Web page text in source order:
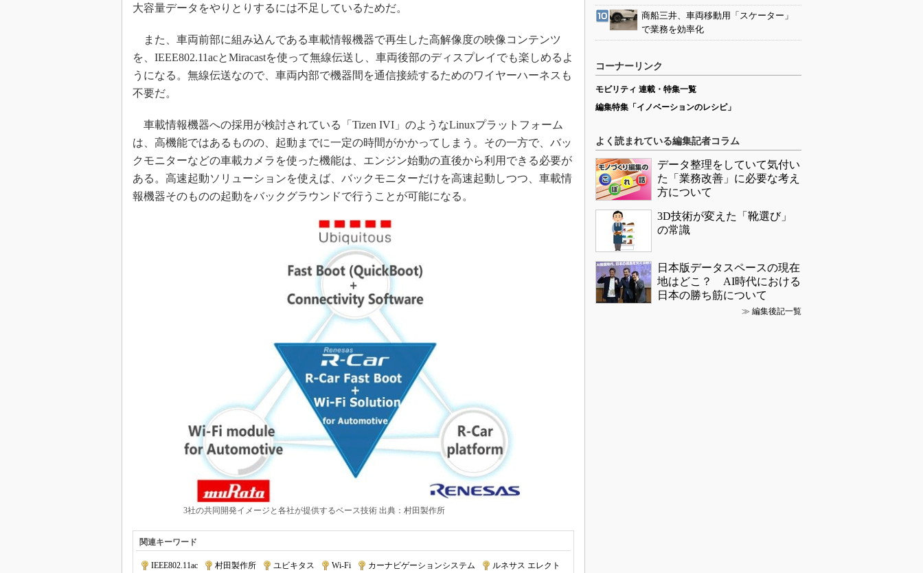
大容量データをやりとりするには不足しているためだ。
また、車両前部に組み込んである車載情報機器で再生した高解像度の映像コンテンツ
を、IEEE802.11acとMiracastを使って無線伝送し、車両後部のディスプレイでも楽しめるよ
うになる。無線伝送なので、車両内部で機器間を通信接続するためのワイヤーハーネスも
不要だ。
車載情報機器への採用が検討されている「Tizen IVI」のようなLinuxプラットフォーム
は、高機能ではあるものの、起動までに一定の時間がかかってしまう。その一方で、バッ
クモニターなどの車載カメラを使った機能は、エンジン始動の直後から利用できる必要が
ある。高速起動ソリューションを使えば、バックモニターだけを高速起動しつつ、車載情
報機器そのものの起動をバックグラウンドで行うことが可能になる。
3社の共同開発イメージと各社が提供するベース技術 出典：村田製作所
関連キーワード
IEEE802.11ac 村田製作所 ユビキタス Wi-Fi カーナビゲーションシステム
ルネサス エレクト
商船三井、車両移動用「スケーター」
で業務を効率化
コーナーリンク
モビリティ 連載・特集一覧
編集特集「イノベーションのレシピ」
よく読まれている編集記者コラム
データ整理をしていて気付い
た「業務改善」に必要な考え
方について
3D技術が変えた「靴選び」
の常識
日本版データスペースの現在
地はどこ？ AI時代における
日本の勝ち筋について
≫ 編集後記一覧